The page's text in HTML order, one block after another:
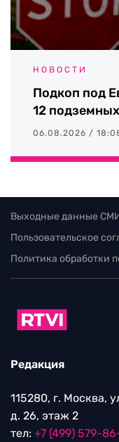
НОВОСТИ
Подкоп под
12
06.08.2026 /
Выходные данные СМИ
Пользовательское
Политика обработки
Редакция
115280, г. Москва,
д. 26, этаж 2
тел: +7 (499) 579-